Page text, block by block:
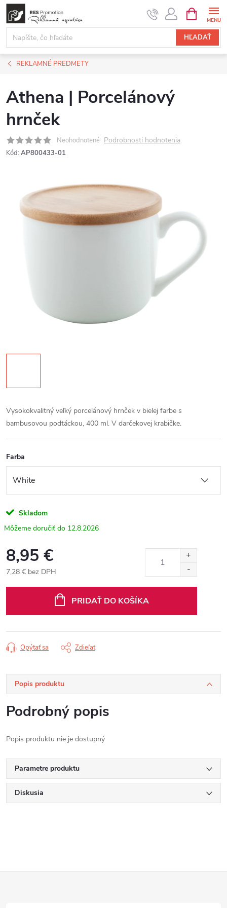
Prejsť
obsah
HĽADAŤ
KOŠÍK
REKLAMNÉ PREDMETY
Athena | Porcelánový
hrnček
Neohodnotené Podrobnosti hodnotenia
Kód: AP800433-01
Vysokokvalitný veľký porcelánový hrnček v bielej farbe s
bambusovou podtáckou, 400 ml. V darčekovej krabičke.
Farba
Skladom
12.8.2026
8,95 €
7,28 € bez DPH
PRIDAŤ DO KOŠÍKA
Opýtať sa Zdieľať
Popis produktu
Podrobný popis
Popis produktu nie je dostupný
Parametre produktu
Diskusia